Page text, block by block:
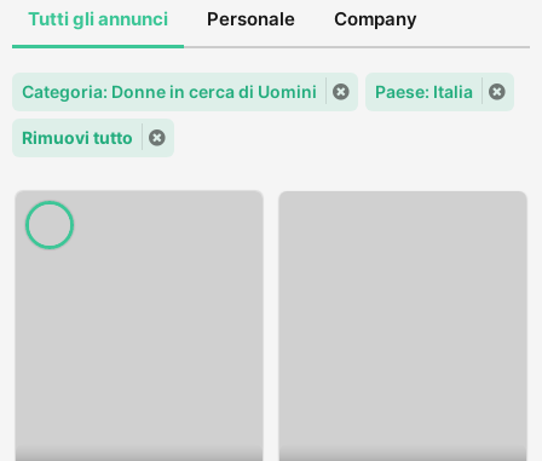
Tutti gli annunci Personale Company
Categoria: Donne in cerca di Uomini Paese: Italia
Rimuovi tutto